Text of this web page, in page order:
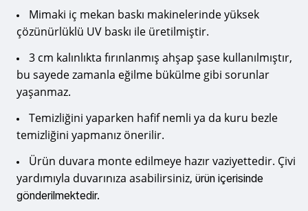
Mimaki iç mekan baskı makinelerinde yüksek
çözünürlüklü UV baskı ile üretilmiştir.
3 cm kalınlıkta fırınlanmış ahşap şase kullanılmıştır,
bu sayede zamanla eğilme bükülme gibi sorunlar
yaşanmaz.
Temizliğini yaparken hafif nemli ya da kuru bezle
temizliğini yapmanız önerilir.
Ürün duvara monte edilmeye hazır vaziyettedir. Çivi
yardımıyla duvarınıza asabilirsiniz, ürün içerisinde
gönderilmektedir.